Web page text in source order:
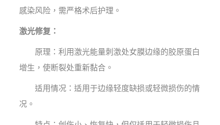
感染风险，需严格术后护理。
激光修复：
原理：利用激光能量刺激处女膜边缘的胶原蛋白
增生，使断裂处重新黏合。
适用情况：适用于边缘轻度缺损或轻微损伤的情
况。